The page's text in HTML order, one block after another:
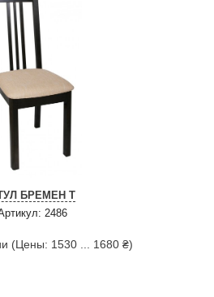
БРЕМЕН Т
2486
(Цены: 1530 ... 1680 ₴)